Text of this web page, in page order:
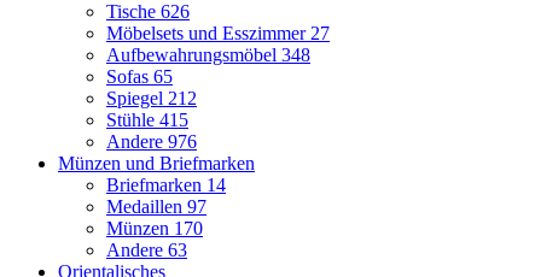
Tische 626
Möbelsets und Esszimmer 27
Aufbewahrungsmöbel 348
Sofas 65
Spiegel 212
Stühle 415
Andere 976
Münzen und Briefmarken
Briefmarken 14
Medaillen 97
Münzen 170
Andere 63
Orientalisches